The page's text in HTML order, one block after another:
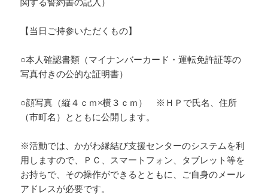
【当日ご持参いただくもの】
○本人確認書類（マイナンバーカード・運転免許証等の
写真付きの公的な証明書）
○顔写真（縦４ｃｍ×横３ｃｍ） ※ＨＰで氏名、住所
（市町名）とともに公開します。
※活動では、かがわ縁結び支援センターのシステムを利
用しますので、ＰＣ、スマートフォン、タブレット等を
お持ちで、その操作ができるとともに、ご自身のメール
アドレスが必要です。